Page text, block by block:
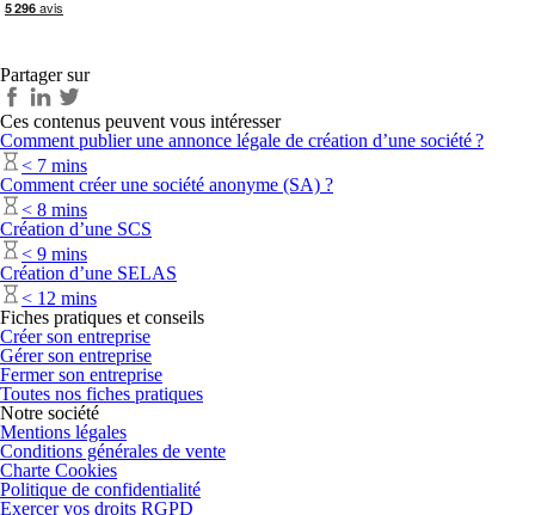
Partager sur
Ces contenus peuvent vous intéresser
Comment publier une annonce légale de création d’une société ?
< 7 mins
Comment créer une société anonyme (SA) ?
< 8 mins
Création d’une SCS
< 9 mins
Création d’une SELAS
< 12 mins
Fiches pratiques et conseils
Créer son entreprise
Gérer son entreprise
Fermer son entreprise
Toutes nos fiches pratiques
Notre société
Mentions légales
Conditions générales de vente
Charte Cookies
Politique de confidentialité
Exercer vos droits RGPD